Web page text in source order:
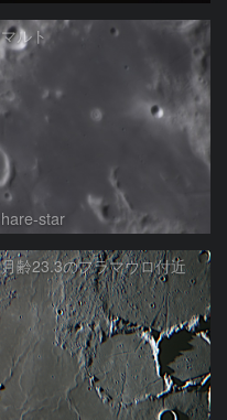
マルト
hare-star
月齢23.3のフラマウロ付近